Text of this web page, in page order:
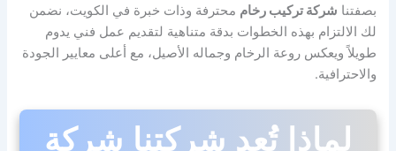
بصفتنا شركة تركيب رخام محترفة وذات خبرة في الكويت، نضمن
لك الالتزام بهذه الخطوات بدقة متناهية لتقديم عمل فني يدوم
طويلاً ويعكس روعة الرخام وجماله الأصيل، مع أعلى معايير الجودة
والاحترافية.
لماذا تُعد شركتنا شركة